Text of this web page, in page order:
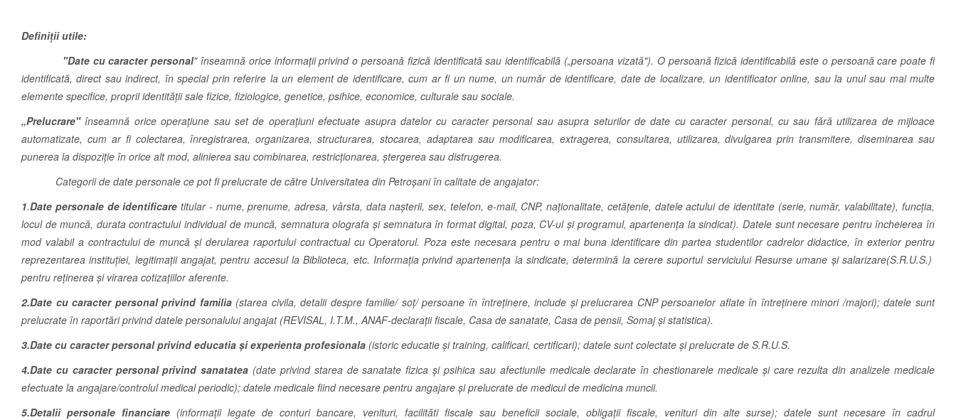
Definiţii utile:
"Date cu caracter personal" înseamnă orice informații privind o persoană fizică identificată sau identificabilă („persoana vizată"). O persoană fizică identificabilă este o persoană care poate fi
identificată, direct sau indirect, în special prin referire la un element de identificare, cum ar fi un nume, un număr de identificare, date de localizare, un identificator online, sau la unul sau mai multe
elemente specifice, proprii identității sale fizice, fiziologice, genetice, psihice, economice, culturale sau sociale.
„Prelucrare"înseamnă orice operațiune sau set de operațiuni efectuate asupra datelor cu caracter personal sau asupra seturilor de date cu caracter personal, cu sau fără utilizarea de mijloace
automatizate, cum ar fi colectarea, înregistrarea, organizarea, structurarea, stocarea, adaptarea sau modificarea, extragerea, consultarea, utilizarea, divulgarea prin transmitere, diseminarea sau
punerea la dispoziție în orice alt mod, alinierea sau combinarea, restricționarea, ștergerea sau distrugerea.
Categorii de date personale ce pot fi prelucrate de către Universitatea din Petroşani în calitate de angajator:
1.Date personale de identificare titular - nume, prenume, adresa, vârsta, data naşterii, sex, telefon, e-mail, CNP, naționalitate, cetățenie, datele actului de identitate (serie, număr, valabilitate), funcţia,
locul de muncă, durata contractului individual de muncă, semnatura olografa și semnatura în format digital, poza, CV-ul și programul, apartenenţa la sindicat). Datele sunt necesare pentru încheierea în
mod valabil a contractului de muncă și derularea raportului contractual cu Operatorul. Poza este necesara pentru o mai buna identificare din partea studentilor cadrelor didactice, în exterior pentru
reprezentarea instituției, legitimații angajat, pentru accesul la Biblioteca, etc. Informația privind apartenenţa la sindicate, determină la cerere suportul serviciului Resurse umane şi salarizare(S.R.U.S.)
pentru reținerea și virarea cotizațiilor aferente.
2.Date cu caracter personal privind familia (starea civila, detalii despre familie/ soț/ persoane în întreținere, include și prelucrarea CNP persoanelor aflate în întreținere minori /majori); datele sunt
prelucrate în raportări privind datele personalului angajat (REVISAL, I.T.M., ANAF-declarații fiscale, Casa de sanatate, Casa de pensii, Somaj și statistica).
3.Date cu caracter personal privind educatia și experienta profesionala (istoric educatie și training, calificari, certificari); datele sunt colectate și prelucrate de S.R.U.S.
4.Date cu caracter personal privind sanatatea (date privind starea de sanatate fizica și psihica sau afectiunile medicale declarate în chestionarele medicale și care rezulta din analizele medicale
efectuate la angajare/controlul medical periodic); datele medicale fiind necesare pentru angajare şi prelucrate de medicul de medicina muncii.
5.Detalii personale financiare (informații legate de conturi bancare, venituri, facilităti fiscale sau beneficii sociale, obligații fiscale, venituri din alte surse); datele sunt necesare în cadrul